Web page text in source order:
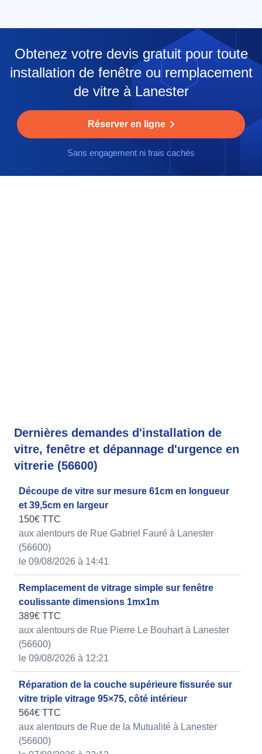
Obtenez votre devis gratuit pour toute
installation de fenêtre ou remplacement
de vitre à Lanester
Réserver en ligne
Sans engagement ni frais cachés
Dernières demandes d'installation de
vitre, fenêtre et dépannage d'urgence en
vitrerie (56600)
Découpe de vitre sur mesure 61cm en longueur
et 39,5cm en largeur
150€ TTC
aux alentours de Rue Gabriel Fauré à Lanester
(56600)
le 09/08/2026 à 14:41
Remplacement de vitrage simple sur fenêtre
coulissante dimensions 1mx1m
389€ TTC
aux alentours de Rue Pierre Le Bouhart à Lanester
(56600)
le 09/08/2026 à 12:21
Réparation de la couche supérieure fissurée sur
vitre triple vitrage 95×75, côté intérieur
564€ TTC
aux alentours de Rue de la Mutualité à Lanester
(56600)